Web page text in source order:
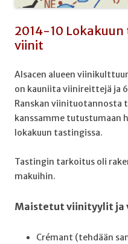
2014-10
viinit
Alsacen alueen
on kauniita viinireittejä ja
Ranskan viinituotannosta
kanssamme tutustumaan
lokakuun tastingissa.
Tastingin tarkoitus oli
makuihin.
Maistetut viinityylit ja
Crémant (tehdään